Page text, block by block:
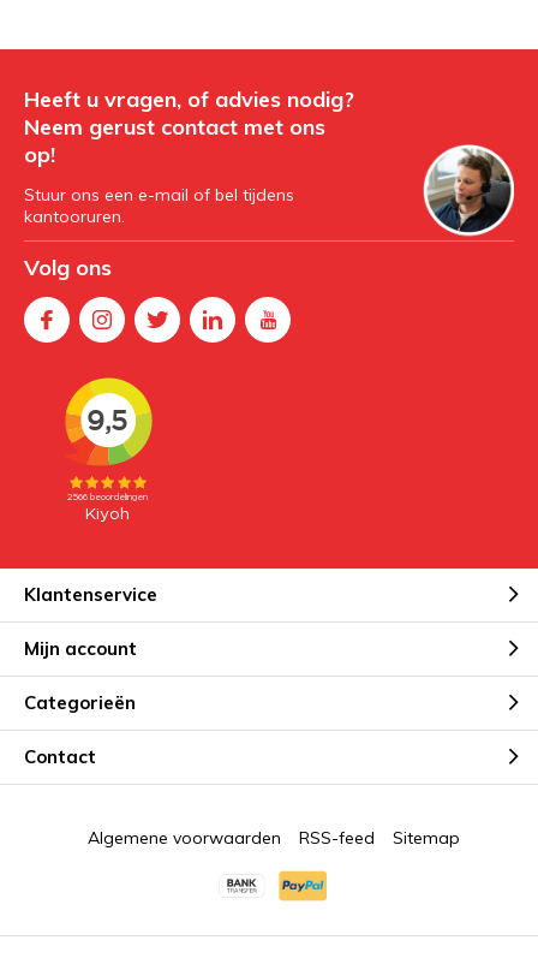
Heeft u vragen, of advies nodig?
Neem gerust contact met ons
op!
Stuur ons een e-mail of bel tijdens
kantooruren.
Volg ons
Klantenservice
Mijn account
Categorieën
Contact
Algemene voorwaarden RSS-feed Sitemap